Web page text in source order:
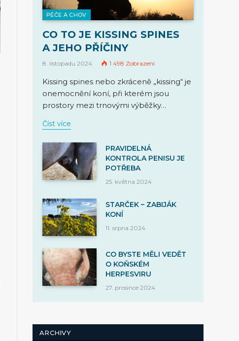
PÉČE A CHOV
CO TO JE KISSING SPINES
A JEHO PŘÍČINY
8. listopadu 2024 1 498 Zobrazení
Kissing spines nebo zkráceně „kissing“ je
onemocnění koní, při kterém jsou
prostory mezi trnovými výběžky…
Číst více
PRAVIDELNÁ
KONTROLA PENISU JE
POTŘEBA
25. května 2024
STARČEK – ZABIJÁK
KONÍ
11. srpna 2024
CO BYSTE MĚLI VEDĚT
O KOŇSKÉM
HERPESVIRU
27. prosince 2024
ARCHIVY